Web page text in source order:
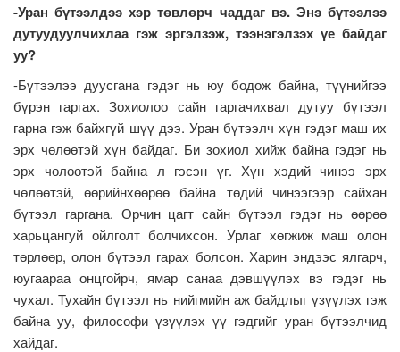
-Уран бүтээлдээ хэр төвлөрч чаддаг вэ. Энэ бүтээлээ
дутуудуулчихлаа гэж эргэлзэж, тээнэгэлзэх үе байдаг
уу?
-Бүтээлээ дуусгана гэдэг нь юу бодож байна, түүнийгээ
бүрэн гаргах. Зохиолоо сайн гаргачихвал дутуу бүтээл
гарна гэж байхгүй шүү дээ. Уран бүтээлч хүн гэдэг маш их
эрх чөлөөтэй хүн байдаг. Би зохиол хийж байна гэдэг нь
эрх чөлөөтэй байна л гэсэн үг. Хүн хэдий чинээ эрх
чөлөөтэй, өөрийнхөөрөө байна төдий чинээгээр сайхан
бүтээл гаргана. Орчин цагт сайн бүтээл гэдэг нь өөрөө
харьцангуй ойлголт болчихсон. Урлаг хөгжиж маш олон
төрлөөр, олон бүтээл гарах болсон. Харин эндээс ялгарч,
юугаараа онцгойрч, ямар санаа дэвшүүлэх вэ гэдэг нь
чухал. Тухайн бүтээл нь нийгмийн аж байдлыг үзүүлэх гэж
байна уу, философи үзүүлэх үү гэдгийг уран бүтээлчид
хайдаг.